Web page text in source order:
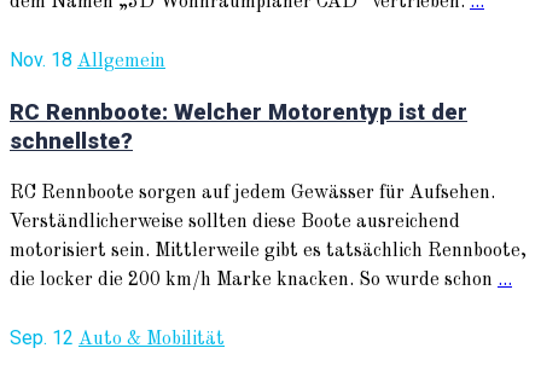
Nov. 18 Allgemein
RC Rennboote: Welcher Motorentyp ist der
schnellste?
RC Rennboote sorgen auf jedem Gewässer für Aufsehen.
Verständlicherweise sollten diese Boote ausreichend
motorisiert sein. Mittlerweile gibt es tatsächlich Rennboote,
die locker die 200 km/h Marke knacken. So wurde schon ...
Sep. 12 Auto & Mobilität